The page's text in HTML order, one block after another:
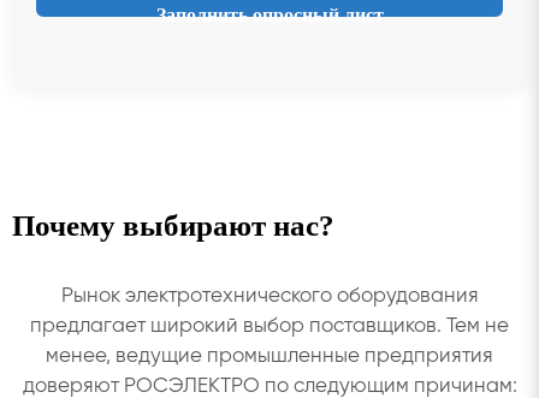
Заполнить опросный лист
Почему выбирают нас?
Рынок электротехнического оборудования
предлагает широкий выбор поставщиков. Тем не
менее, ведущие промышленные предприятия
доверяют РОСЭЛЕКТРО по следующим причинам: